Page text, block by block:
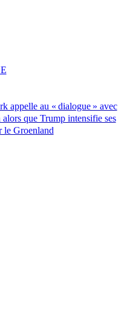
appelle au « dialogue » avec
que Trump intensifie ses
le Groenland